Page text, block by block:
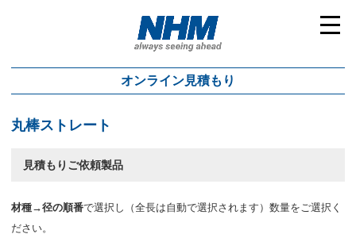
オンライン見積もり
丸棒ストレート
見積もりご依頼製品
材種→径の順番で選択し（全長は自動で選択されます）数量をご選択く
ださい。